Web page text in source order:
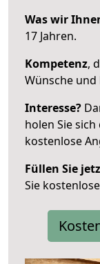
Was wir
17 Jahren.
Kompetenz,
Wünsche
Interesse?
holen Sie
kostenlose
Füllen Sie
Sie